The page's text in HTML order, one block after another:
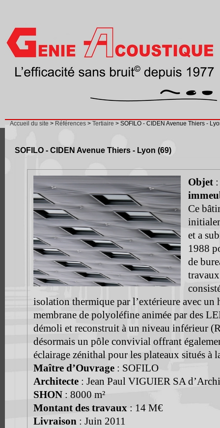
Accueil du site > Références > Tertiaire > SOFILO - CIDEN Avenue Thiers -
SOFILO - CIDEN Avenue Thiers - Lyon (69)
Objet
Ce
et a
1988
de
isolation thermique par l’extérieure avec un
membrane de polyoléfine animée par des
démoli et reconstruit à un niveau inférieur
désormais un pôle convivial offrant
éclairage zénithal pour les plateaux situés à
Maître d’Ouvrage: SOFILO
Architecte: Jean Paul VIGUIER SA
SHON: 8000 m²
Montant des travaux: 14 M€
Livraison: Juin 2011